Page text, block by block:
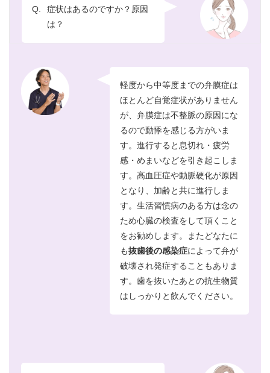
Q.
症状はあるのですか？原因
は？
軽度から中等度までの弁膜症は
ほとんど自覚症状がありません
が、弁膜症は不整脈の原因にな
るので動悸を感じる方がいま
す。進行すると息切れ・疲労
感・めまいなどを引き起こしま
す。高血圧症や動脈硬化が原因
となり、加齢と共に進行しま
す。生活習慣病のある方は念の
ため心臓の検査をして頂くこと
をお勧めします。またどなたに
も抜歯後の感染症によって弁が
破壊され発症することもありま
す。歯を抜いたあとの抗生物質
はしっかりと飲んでください。